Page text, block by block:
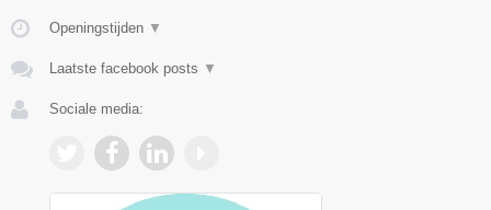
Openingstijden ▼
Laatste facebook posts ▼
Sociale media: